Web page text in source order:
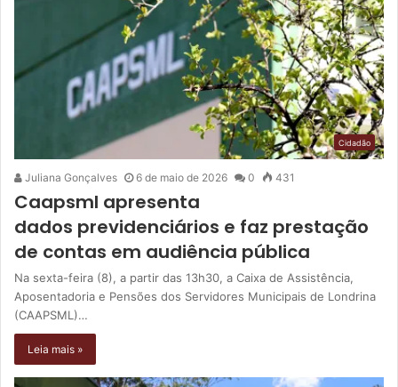
Cidadão
Juliana Gonçalves 6 de maio de 2026 0 431
Caapsml apresenta
dados previdenciários e faz prestação
de contas em audiência pública
Na sexta-feira (8), a partir das 13h30, a Caixa de Assistência,
Aposentadoria e Pensões dos Servidores Municipais de Londrina
(CAAPSML)…
Leia mais »